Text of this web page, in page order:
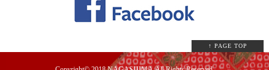
↑ PAGE TOP